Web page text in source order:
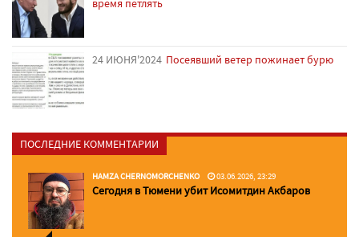
время петлять
24 ИЮНЯ'2024 Посеявший ветер пожинает бурю
ПОСЛЕДНИЕ КОММЕНТАРИИ
HAMZA CHERNOMORCHENKO 03.06.2026, 23:29
Сегодня в Тюмени убит Исомитдин Акбаров